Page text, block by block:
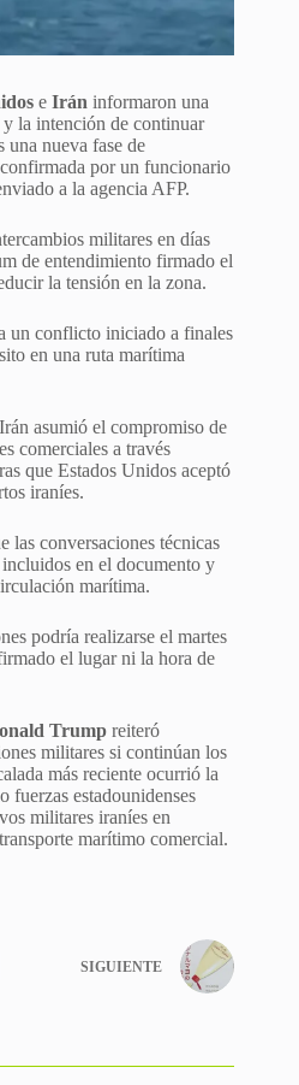
e Irán informaron una
y la intención de continuar
una nueva fase de
por un funcionario
a la agencia AFP.
militares en días
de entendimiento firmado el
la tensión en la zona.
un conflicto iniciado a finales
en una ruta marítima
asumió el compromiso de
comerciales a través
que Estados Unidos aceptó
iraníes.
las conversaciones técnicas
en el documento y
marítima.
podría realizarse el martes
el lugar ni la hora de
Trump reiteró
militares si continúan los
más reciente ocurrió la
fuerzas estadounidenses
militares iraníes en
marítimo comercial.
SIGUIENTE